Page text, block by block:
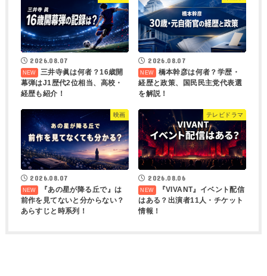
2026.08.07
三井寺眞は何者？16歳開
幕弾はJ1歴代2位相当、高校・
経歴も紹介！
2026.08.07
橋本幹彦は何者？学歴・
経歴と政策、国民民主党代表選
を解説！
映画
2026.08.07
『あの星が降る丘で』は
前作を見てないと分からない？
あらすじと時系列！
テレビドラマ
2026.08.06
『VIVANT』イベント配信
はある？出演者11人・チケット
情報！